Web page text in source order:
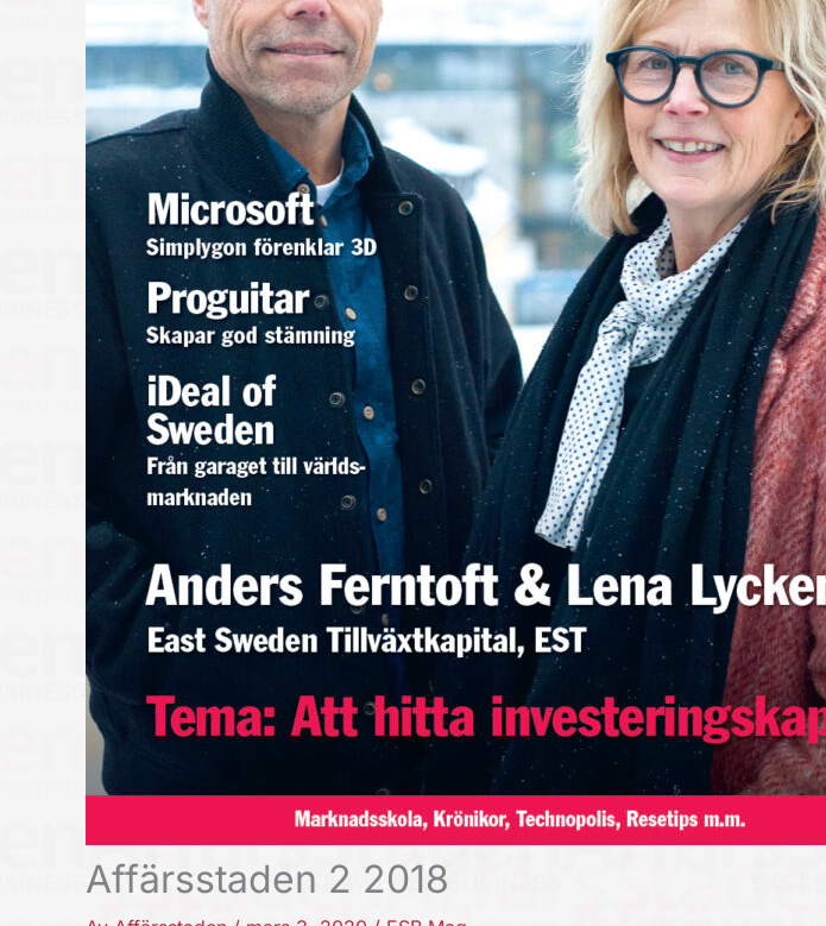
Affärsstaden 2 2018